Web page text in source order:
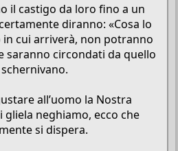
il castigo da loro fino a un
diranno: «Cosa lo
cui arriverà, non potranno
saranno circondati da quello
all’uomo la Nostra
neghiamo, ecco che
si dispera.